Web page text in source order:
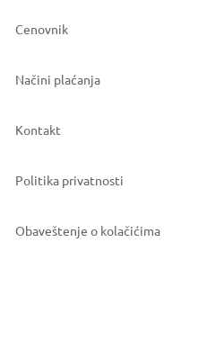
Cenovnik
Načini plaćanja
Kontakt
Politika privatnosti
Obaveštenje o kolačićima